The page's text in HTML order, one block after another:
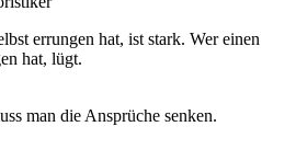
errungen hat, ist stark. Wer einen
hat, lügt.
man die Ansprüche senken.